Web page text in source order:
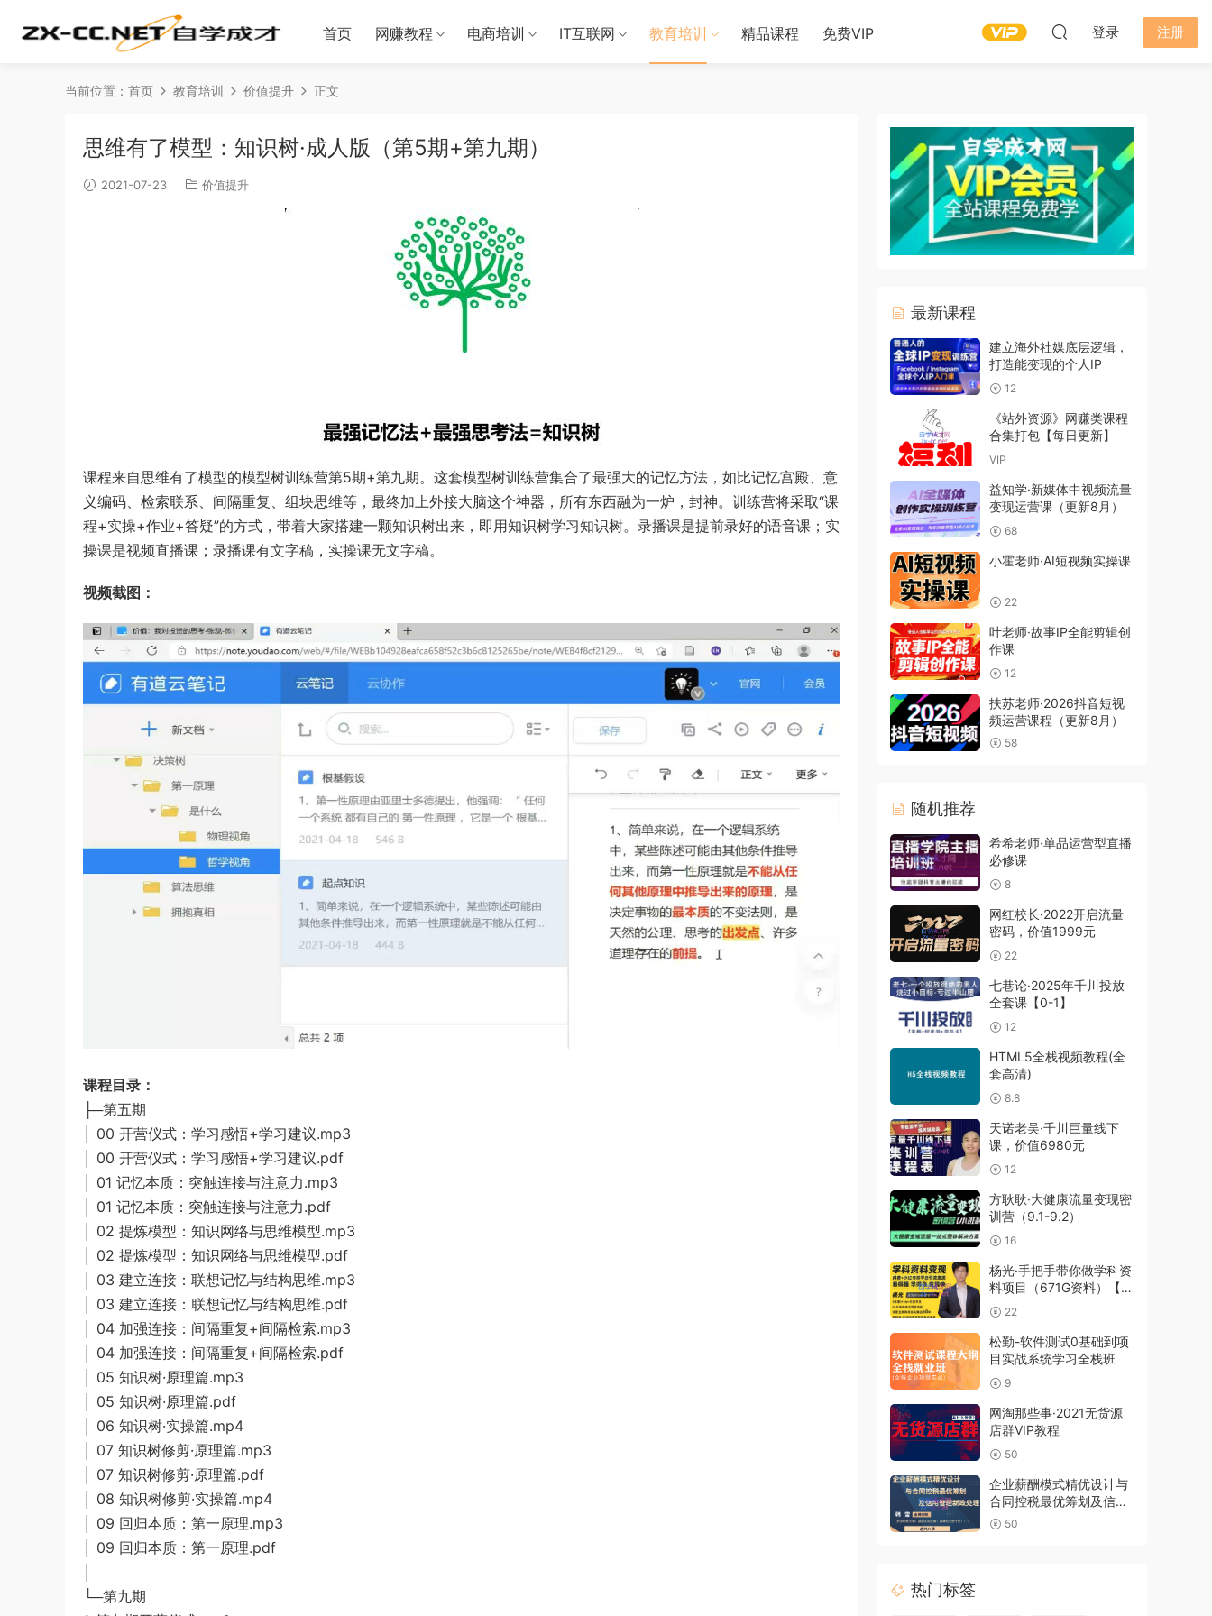
首页 网赚教程 电商培训 IT互联网 教育培训 精品课程 免费VIP 登录 注册
当前位置： 首页 教育培训 价值提升 正文
思维有了模型：知识树·成人版（第5期+第九期）
2021-07-23 价值提升
课程来自思维有了模型的模型树训练营第5期+第九期。这套模型树训练营集合了最强大的记忆方法，如比记忆宫殿、意
义编码、检索联系、间隔重复、组块思维等，最终加上外接大脑这个神器，所有东西融为一炉，封神。训练营将采取“课
程+实操+作业+答疑”的方式，带着大家搭建一颗知识树出来，即用知识树学习知识树。录播课是提前录好的语音课；实
操课是视频直播课；录播课有文字稿，实操课无文字稿。
视频截图：
课程目录：
├─第五期
│ 00 开营仪式：学习感悟+学习建议.mp3
│ 00 开营仪式：学习感悟+学习建议.pdf
│ 01 记忆本质：突触连接与注意力.mp3
│ 01 记忆本质：突触连接与注意力.pdf
│ 02 提炼模型：知识网络与思维模型.mp3
│ 02 提炼模型：知识网络与思维模型.pdf
│ 03 建立连接：联想记忆与结构思维.mp3
│ 03 建立连接：联想记忆与结构思维.pdf
│ 04 加强连接：间隔重复+间隔检索.mp3
│ 04 加强连接：间隔重复+间隔检索.pdf
│ 05 知识树·原理篇.mp3
│ 05 知识树·原理篇.pdf
│ 06 知识树·实操篇.mp4
│ 07 知识树修剪·原理篇.mp3
│ 07 知识树修剪·原理篇.pdf
│ 08 知识树修剪·实操篇.mp4
│ 09 回归本质：第一原理.mp3
│ 09 回归本质：第一原理.pdf
└─第九期
最新课程
建立海外社媒底层逻辑，
打造能变现的个人IP
12
《站外资源》网赚类课程
合集打包【每日更新】
VIP
益知学·新媒体中视频流量
变现运营课（更新8月）
68
小霍老师·AI短视频实操课
22
叶老师·故事IP全能剪辑创
作课
12
扶苏老师·2026抖音短视
频运营课程（更新8月）
58
随机推荐
希希老师·单品运营型直播
必修课
8
网红校长·2022开启流量
密码，价值1999元
22
七巷论·2025年千川投放
全套课【0-1】
12
HTML5全栈视频教程(全
套高清)
8.8
天诺老吴·千川巨量线下
课，价值6980元
12
方耿耿·大健康流量变现密
训营（9.1-9.2）
16
杨光·手把手带你做学科资
料项目（671G资料）【无
水印】，价值1980元
22
松勤-软件测试0基础到项
目实战系统学习全栈班
9
网淘那些事·2021无货源
店群VIP教程
50
企业薪酬模式精优设计与
合同控税最优筹划及信用
管理新政实务解析，价值
50
热门标签